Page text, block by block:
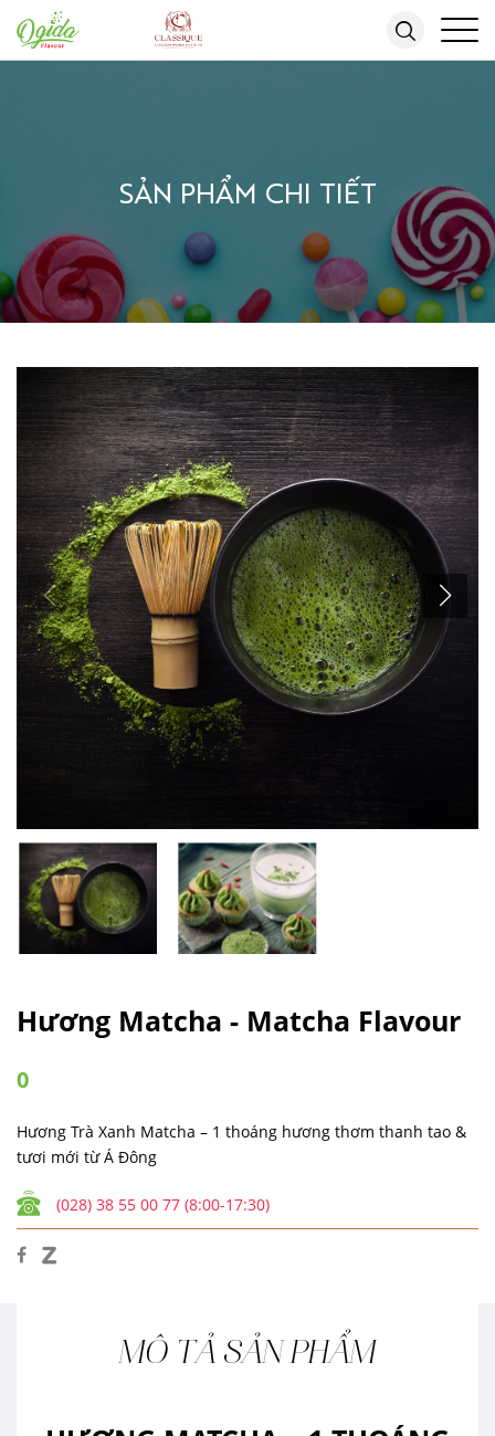
SẢN PHẨM CHI TIẾT
Hương Matcha - Matcha Flavour
0
Hương Trà Xanh Matcha – 1 thoáng hương thơm thanh tao &
tươi mới từ Á Đông
(028) 38 55 00 77 (8:00-17:30)
MÔ TẢ SẢN PHẨM